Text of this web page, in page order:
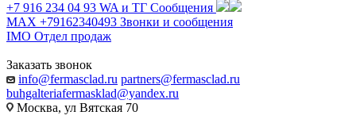
+7 916 234 04 93 WA и ТГ Сообщения
MAX +79162340493 Звонки и сообщения
IMO Отдел продаж
Заказать звонок
info@fermasclad.ru partners@fermasclad.ru
buhgalteriafermasklad@yandex.ru
Москва, ул Вятская 70